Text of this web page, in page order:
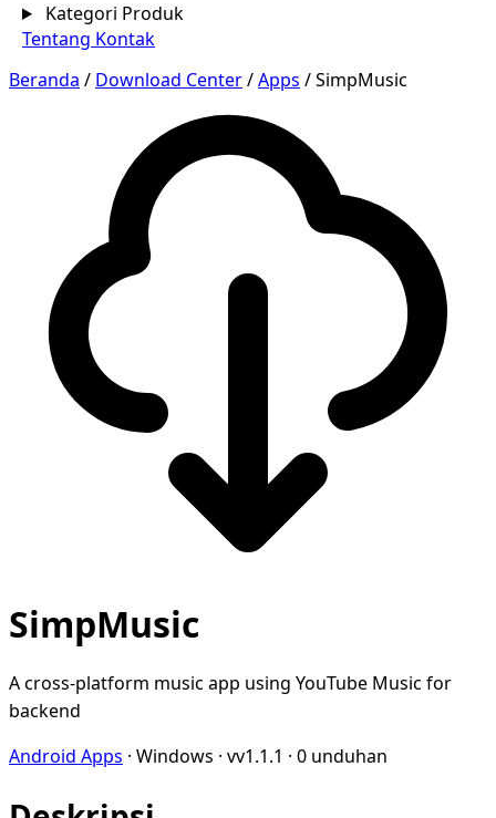
Kategori Produk
Tentang Kontak
Beranda / Download Center/Apps /SimpMusic
SimpMusic
A cross-platform music app using YouTube Music for
backend
Android Apps · Windows · vv1.1.1 · 0 unduhan